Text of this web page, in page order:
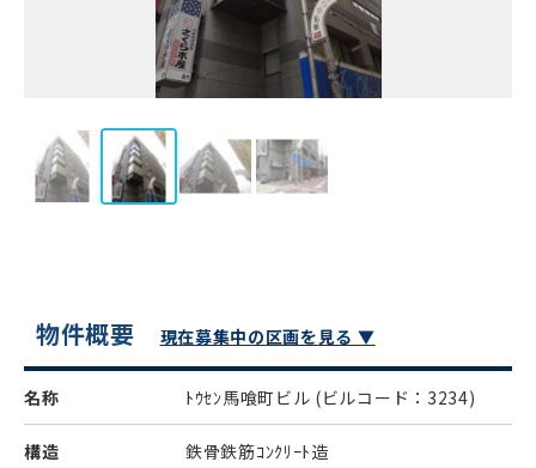
物件概要 現在募集中の区画を見る ▼
名称 ﾄｳｾﾝ馬喰町ビル (ビルコード：3234)
構造 鉄骨鉄筋ｺﾝｸﾘｰﾄ造